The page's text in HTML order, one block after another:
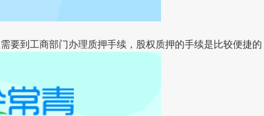
要到工商部门办理质押手续，股权质押的手续是比较便捷